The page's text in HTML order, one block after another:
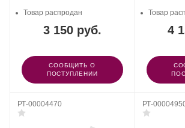
3 150 руб.
Товар распродан
СООБЩИТЬ О
ПОСТУПЛЕНИИ
4
Товар
РТ-00004470 РТ-